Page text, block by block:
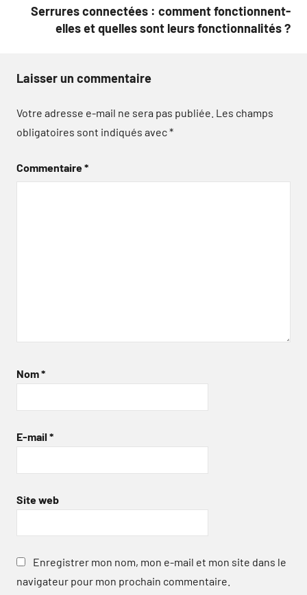
Serrures connectées : comment fonctionnent-
elles et quelles sont leurs fonctionnalités ?
Laisser un commentaire
Votre adresse e-mail ne sera pas publiée. Les champs
obligatoires sont indiqués avec*
Commentaire*
Nom*
E-mail *
Site web
Enregistrer mon nom, mon e-mail et mon site dans le
navigateur pour mon prochain commentaire.